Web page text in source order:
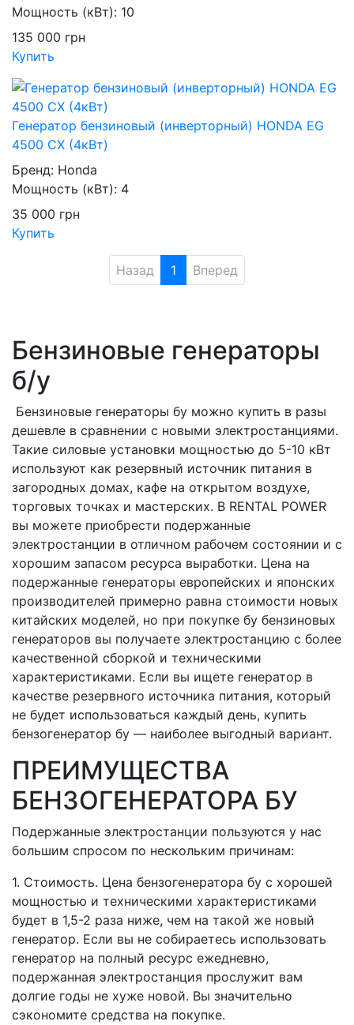
Мощность (кВт): 10
135 000 грн
Купить
Генератор бензиновый (инверторный) HONDA EG
4500 CX (4кВт)
Бренд: Honda
Мощность (кВт): 4
35 000 грн
Купить
Назад 1 Вперед
Бензиновые генераторы
б/у
Бензиновые генераторы бу можно купить в разы
дешевле в сравнении с новыми электростанциями.
Такие силовые установки мощностью до 5-10 кВт
используют как резервный источник питания в
загородных домах, кафе на открытом воздухе,
торговых точках и мастерских. В RENTAL POWER
вы можете приобрести подержанные
электростанции в отличном рабочем состоянии и с
хорошим запасом ресурса выработки. Цена на
подержанные генераторы европейских и японских
производителей примерно равна стоимости новых
китайских моделей, но при покупке бу бензиновых
генераторов вы получаете электростанцию с более
качественной сборкой и техническими
характеристиками. Если вы ищете генератор в
качестве резервного источника питания, который
не будет использоваться каждый день, купить
бензогенератор бу — наиболее выгодный вариант.
ПРЕИМУЩЕСТВА
БЕНЗОГЕНЕРАТОРА БУ
Подержанные электростанции пользуются у нас
большим спросом по нескольким причинам:
1. Стоимость. Цена бензогенератора бу с хорошей
мощностью и техническими характеристиками
будет в 1,5-2 раза ниже, чем на такой же новый
генератор. Если вы не собираетесь использовать
генератор на полный ресурс ежедневно,
подержанная электростанция прослужит вам
долгие годы не хуже новой. Вы значительно
сэкономите средства на покупке.